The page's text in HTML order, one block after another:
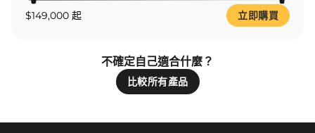
$149,000 起 立即購買
不確定自己適合什麼？
比較所有產品